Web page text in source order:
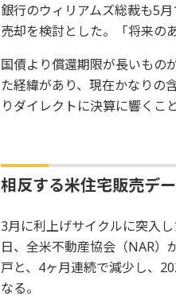
銀行のウィリアムズ総裁も5
売却を検討とした。「将来の
国債より償還期限が長いもの
た経緯があり、現在かなりの
りダイレクトに決算に響くこ
相反する米住宅販売デ
3月に利上げサイクルに突入
日、全米不動産協会（NAR）
戸と、4ヶ月連続で減少し、
なる。